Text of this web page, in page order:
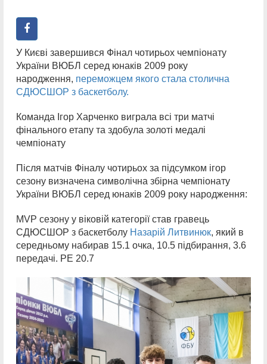
У Києві завершився Фінал чотирьох чемпіонату
України ВЮБЛ серед юнаків 2009 року
народження, переможцем якого стала столична
СДЮСШОР з баскетболу.
Команда Ігор Харченко виграла всі три матчі
фінального етапу та здобула золоті медалі
чемпіонату
Після матчів Фіналу чотирьох за підсумком ігор
сезону визначена символічна збірна чемпіонату
України ВЮБЛ серед юнаків 2009 року народження:
MVP сезону у віковій категорії став гравець
СДЮСШОР з баскетболу Назарій Литвинюк, який в
середньому набирав 15.1 очка, 10.5 підбирання, 3.6
передачі. РЕ 20.7